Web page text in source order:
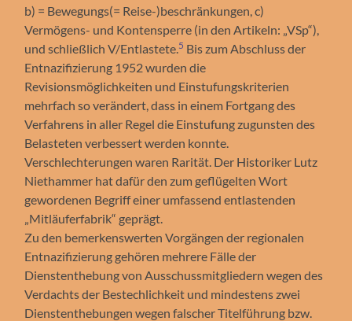
b) = Bewegungs(= Reise-)beschränkungen, c)
Vermögens- und Kontensperre (in den Artikeln: „VSp“),
und schließlich V/Entlastete. 5 Bis zum Abschluss der
Entnazifizierung 1952 wurden die
Revisionsmöglichkeiten und Einstufungskriterien
mehrfach so verändert, dass in einem Fortgang des
Verfahrens in aller Regel die Einstufung zugunsten des
Belasteten verbessert werden konnte.
Verschlechterungen waren Rarität. Der Historiker Lutz
Niethammer hat dafür den zum geflügelten Wort
gewordenen Begriff einer umfassend entlastenden
„Mitläuferfabrik“ geprägt.
Zu den bemerkenswerten Vorgängen der regionalen
Entnazifizierung gehören mehrere Fälle der
Dienstenthebung von Ausschussmitgliedern wegen des
Verdachts der Bestechlichkeit und mindestens zwei
Dienstenthebungen wegen falscher Titelführung bzw.